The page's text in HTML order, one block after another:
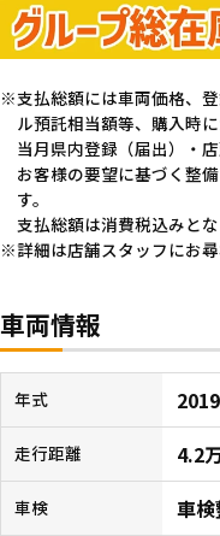
支払総額には車両価格、
ル預託相当額等、購入時
当月県内登録（届出）・
お客様の要望に基づく整
す。
支払総額は消費税込みとな
詳細は店舗スタッフにお尋
車両情報
年式
走行距離 4.2
車検 車